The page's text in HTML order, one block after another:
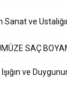
Sanat ve
SAÇ
ve